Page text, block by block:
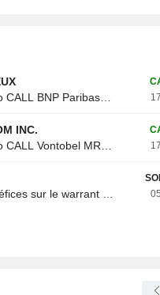
BNP Paribas 8ROZB
INC.
Vontobel MR20V
sur le warrant CALL